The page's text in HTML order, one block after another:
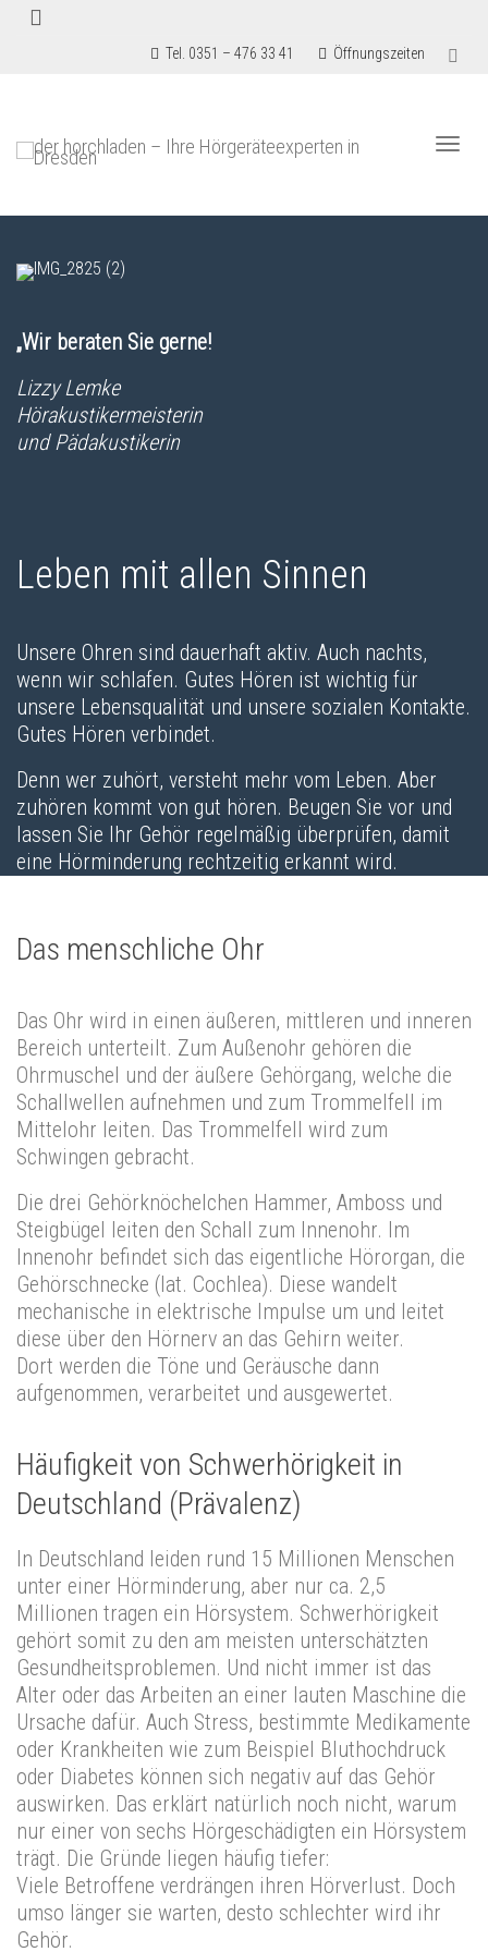
Tel. 0351 – 476 33 41 Öffnungszeiten
„Wir beraten Sie gerne!
Lizzy Lemke
Hörakustikermeisterin
und Pädakustikerin
Leben mit allen Sinnen
Unsere Ohren sind dauerhaft aktiv. Auch nachts,
wenn wir schlafen. Gutes Hören ist wichtig für
unsere Lebensqualität und unsere sozialen Kontakte.
Gutes Hören verbindet.
Denn wer zuhört, versteht mehr vom Leben. Aber
zuhören kommt von gut hören. Beugen Sie vor und
lassen Sie Ihr Gehör regelmäßig überprüfen, damit
eine Hörminderung rechtzeitig erkannt wird.
Das menschliche Ohr
Das Ohr wird in einen äußeren, mittleren und inneren
Bereich unterteilt. Zum Außenohr gehören die
Ohrmuschel und der äußere Gehörgang, welche die
Schallwellen aufnehmen und zum Trommelfell im
Mittelohr leiten. Das Trommelfell wird zum
Schwingen gebracht.
Die drei Gehörknöchelchen Hammer, Amboss und
Steigbügel leiten den Schall zum Innenohr. Im
Innenohr befindet sich das eigentliche Hörorgan, die
Gehörschnecke (lat. Cochlea). Diese wandelt
mechanische in elektrische Impulse um und leitet
diese über den Hörnerv an das Gehirn weiter.
Dort werden die Töne und Geräusche dann
aufgenommen, verarbeitet und ausgewertet.
Häufigkeit von Schwerhörigkeit in
Deutschland (Prävalenz)
In Deutschland leiden rund 15 Millionen Menschen
unter einer Hörminderung, aber nur ca. 2,5
Millionen tragen ein Hörsystem. Schwerhörigkeit
gehört somit zu den am meisten unterschätzten
Gesundheitsproblemen. Und nicht immer ist das
Alter oder das Arbeiten an einer lauten Maschine die
Ursache dafür. Auch Stress, bestimmte Medikamente
oder Krankheiten wie zum Beispiel Bluthochdruck
oder Diabetes können sich negativ auf das Gehör
auswirken. Das erklärt natürlich noch nicht, warum
nur einer von sechs Hörgeschädigten ein Hörsystem
trägt. Die Gründe liegen häufig tiefer:
Viele Betroffene verdrängen ihren Hörverlust. Doch
umso länger sie warten, desto schlechter wird ihr
Gehör.